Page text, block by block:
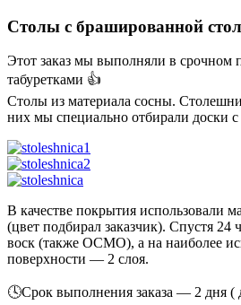
Столы с брашированной
Этот заказ мы выполняли в срочном
табуретками 👍
Столы из материала сосны.
них мы специально отбирали доски с
В качестве покрытия использовали
(цвет подбирал заказчик). Спустя 24
воск (также ОСМО), а на наиболее
поверхности — 2 слоя.
🕓Срок выполнения заказа — 2 дня (